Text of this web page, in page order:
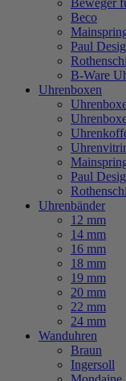
Beweger
Beco
Paul
B-Ware
Uhrenboxen
Paul
Uhrenbänder
12 mm
14 mm
16 mm
18 mm
19 mm
20 mm
22 mm
24 mm
Wanduhren
Braun
Ingersoll